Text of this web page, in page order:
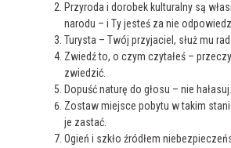
Przyroda i dorobek kulturalny są
narodu – i Ty jesteś za nie
Turysta – Twój przyjaciel, służ mu
Zwiedź to, o czym czytałeś –
zwiedzić.
Dopuść naturę do głosu – nie hałasuj.
Zostaw miejsce pobytu w takim
je zastać.
Ogień i szkło źródłem